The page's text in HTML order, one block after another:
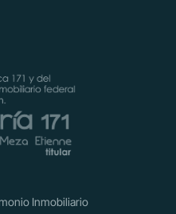
Inmobiliario